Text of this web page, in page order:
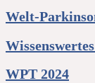
Welt-
WPT 2024